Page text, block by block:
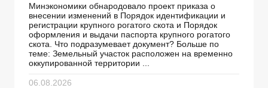
Минэкономики обнародовало проект приказа о
внесении изменений в Порядок идентификации и
регистрации крупного рогатого скота и Порядок
оформления и выдачи паспорта крупного рогатого
скота. Что подразумевает документ? Больше по
теме: Земельный участок расположен на временно
оккупированной территории ...
06.08.2026